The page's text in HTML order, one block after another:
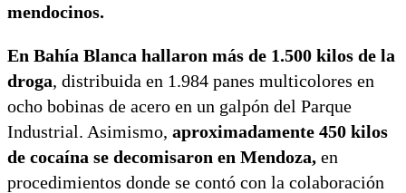
mendocinos.
En Bahía Blanca hallaron más de 1.500 kilos de la
droga, distribuida en 1.984 panes multicolores en
ocho bobinas de acero en un galpón del Parque
Industrial. Asimismo, aproximadamente 450 kilos
de cocaína se decomisaron en Mendoza, en
procedimientos donde se contó con la colaboración